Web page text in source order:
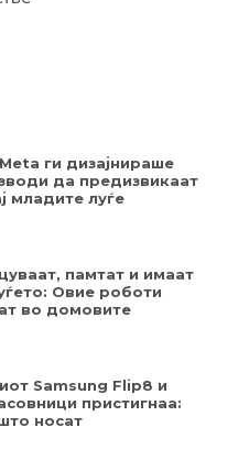
ги дизајнираше
да предизвикаат
младите луѓе
памтат и имаат
Овие роботи
во домовите
Samsung Flip8 и
пристигнаа:
носат